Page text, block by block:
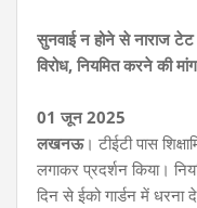
सुनवाई न होने से नाराज टेट
विरोध, नियमित करने की
01 जून 2025
लखनऊ। टीईटी पास
लगाकर प्रदर्शन किया।
दिन से ईको गार्डन में धरना